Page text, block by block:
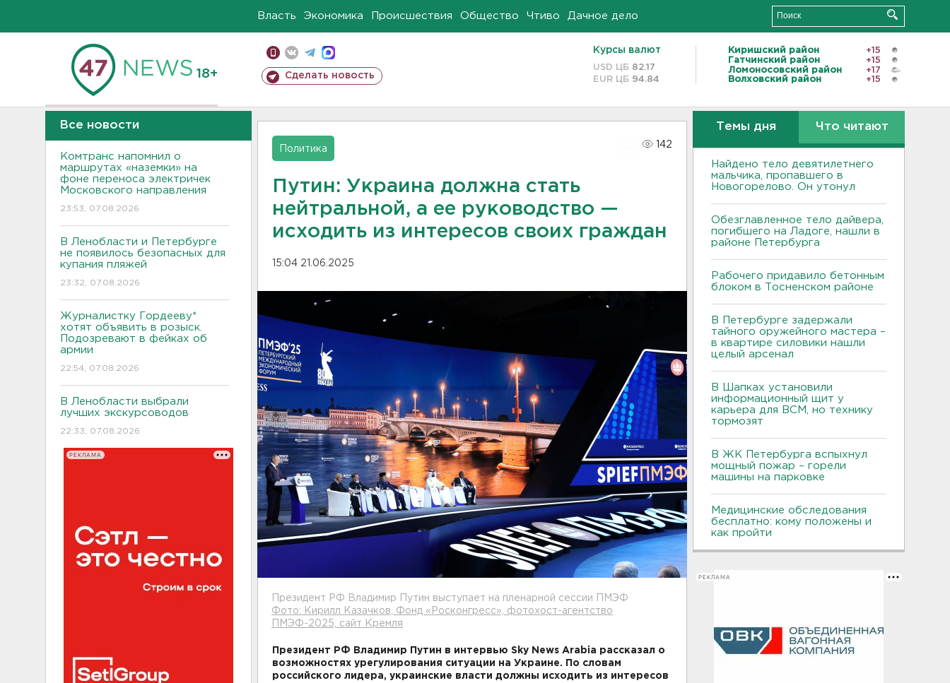
Власть Экономика Происшествия Общество Чтиво Дачное дело
18+ Сделать новость
Курсы валют
USD ЦБ 82.17
EUR ЦБ 94.84
Киришский район
+15
Гатчинский район
+15
Ломоносовский район
+17
Волховский район
+15
Все новости
Комтранс напомнил о
маршрутах «наземки» на
фоне переноса электричек
Московского направления
23:53, 07.08.2026
В Ленобласти и Петербурге
не появилось безопасных для
купания пляжей
23:32, 07.08.2026
Журналистку Гордееву*
хотят объявить в розыск.
Подозревают в фейках об
армии
22:54, 07.08.2026
В Ленобласти выбрали
лучших экскурсоводов
22:33, 07.08.2026
РЕКЛАМА
Политика
142
Путин: Украина должна стать
нейтральной, а ее руководство —
исходить из интересов своих граждан
15:04 21.06.2025
Президент РФ Владимир Путин выступает на пленарной сессии ПМЭФ
Фото: Кирилл Казачков, Фонд «Росконгресс», фотохост-агентство
ПМЭФ-2025, сайт Кремля
Президент РФ Владимир Путин в интервью Sky News Arabia рассказал о
возможностях урегулирования ситуации на Украине. По словам
российского лидера, украинские власти должны исходить из интересов
Темы дня Что читают
Найдено тело девятилетнего
мальчика, пропавшего в
Новогорелово. Он утонул
Обезглавленное тело дайвера,
погибшего на Ладоге, нашли в
районе Петербурга
Рабочего придавило бетонным
блоком в Тосненском районе
В Петербурге задержали
тайного оружейного мастера –
в квартире силовики нашли
целый арсенал
В Шапках установили
информационный щит у
карьера для ВСМ, но технику
тормозят
В ЖК Петербурга вспыхнул
мощный пожар – горели
машины на парковке
Медицинские обследования
бесплатно: кому положены и
как пройти
РЕКЛАМА